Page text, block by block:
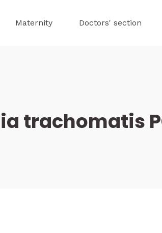
Maternity Doctors' section
trachomatis